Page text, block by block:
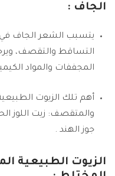
الجاف :
يتسبب الشعر الجاف في
التساقط والتقصف،
المجففات والمواد
أهم تلك الزيوت
والمتقصف: زيت اللوز
جوز الهند .
الزيوت الطبيعية